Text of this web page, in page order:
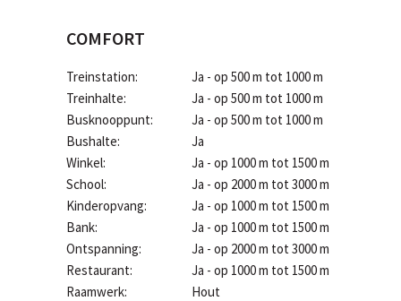
COMFORT
Treinstation:
Ja - op 500 m tot 1000 m
Treinhalte:
Ja - op 500 m tot 1000 m
Busknooppunt:
Ja - op 500 m tot 1000 m
Bushalte:
Ja
Winkel:
Ja - op 1000 m tot 1500 m
School:
Ja - op 2000 m tot 3000 m
Kinderopvang:
Ja - op 1000 m tot 1500 m
Bank:
Ja - op 1000 m tot 1500 m
Ontspanning:
Ja - op 2000 m tot 3000 m
Restaurant:
Ja - op 1000 m tot 1500 m
Raamwerk:
Hout